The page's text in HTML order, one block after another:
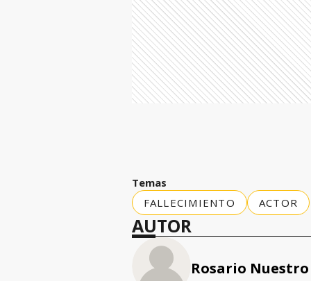
Temas
FALLECIMIENTO
ACTOR
AUTOR
Rosario Nuestro